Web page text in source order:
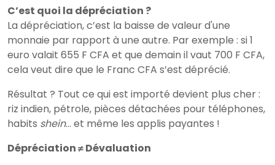
C’est quoi la dépréciation ?
La dépréciation, c’est la baisse de valeur d'une
monnaie par rapport à une autre. Par exemple : si 1
euro valait 655 F CFA et que demain il vaut 700 F CFA,
cela veut dire que le Franc CFA s’est déprécié.
Résultat ? Tout ce qui est importé devient plus cher :
riz indien, pétrole, pièces détachées pour téléphones,
habits shein… et même les applis payantes !
Dépréciation ≠ Dévaluation